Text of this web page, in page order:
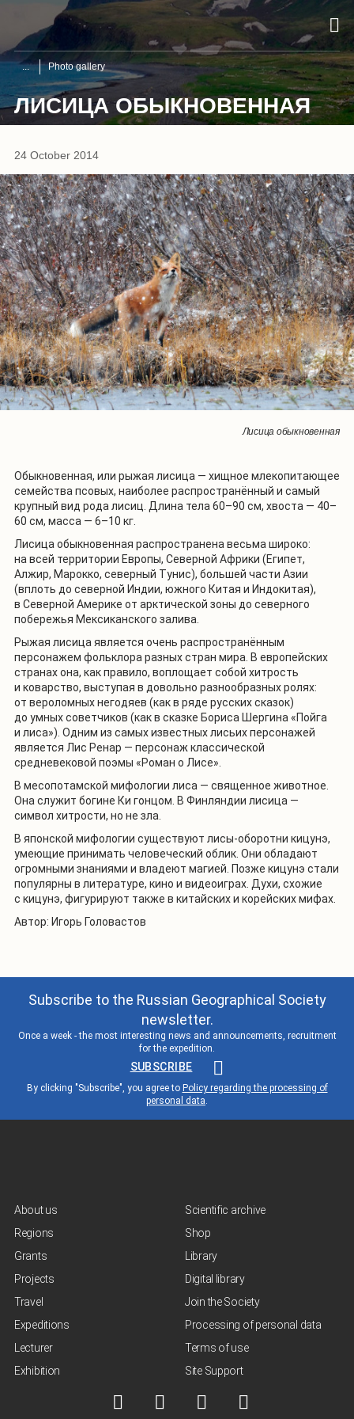
Photo gallery
ЛИСИЦА ОБЫКНОВЕННАЯ
24 October 2014
Лисица обыкновенная
Обыкновенная, или рыжая лисица — хищное млекопитающее
семейства псовых, наиболее распространённый и самый
крупный вид рода лисиц. Длина тела 60–90 см, хвоста — 40–
60 см, масса — 6–10 кг.
Лисица обыкновенная распространена весьма широко:
на всей территории Европы, Северной Африки (Египет,
Алжир, Марокко, северный Тунис), большей части Азии
(вплоть до северной Индии, южного Китая и Индокитая),
в Северной Америке от арктической зоны до северного
побережья Мексиканского залива.
Рыжая лисица является очень распространённым
персонажем фольклора разных стран мира. В европейских
странах она, как правило, воплощает собой хитрость
и коварство, выступая в довольно разнообразных ролях:
от вероломных негодяев (как в ряде русских сказок)
до умных советчиков (как в сказке Бориса Шергина «Пойга
и лиса»). Одним из самых известных лисьих персонажей
является Лис Ренар — персонаж классической
средневековой поэмы «Роман о Лисе».
В месопотамской мифологии лиса — священное животное.
Она служит богине Ки гонцом. В Финляндии лисица —
символ хитрости, но не зла.
В японской мифологии существуют лисы-оборотни кицунэ,
умеющие принимать человеческий облик. Они обладают
огромными знаниями и владеют магией. Позже кицунэ стали
популярны в литературе, кино и видеоиграх. Духи, схожие
с кицунэ, фигурируют также в китайских и корейских мифах.
Автор: Игорь Головастов
Subscribe to the Russian Geographical Society
newsletter.
Once a week - the most interesting news and announcements, recruitment
for the expedition.
SUBSCRIBE
By clicking "Subscribe", you agree to Policy regarding the processing of
personal data.
About us
Regions
Grants
Projects
Travel
Expeditions
Lecturer
Exhibition
Scientific archive
Shop
Library
Digital library
Join the Society
Processing of personal data
Terms of use
Site Support